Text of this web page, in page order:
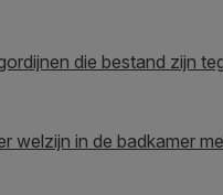
die bestand zijn
welzijn in de badkamer